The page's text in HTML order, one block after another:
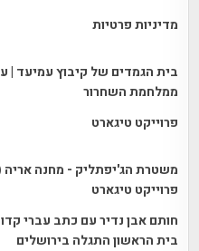
מדיניות פרטיות
בית הגמדים של קיבוץ עמיעד |
ממלחמת השחרור
פרוייקט טיגארט
משטרת הג'יפתליק - מחנה אריה
פרוייקט טיגארט
חותם אבן נדיר עם כתב עברי
בית הראשון התגלה בירושלים